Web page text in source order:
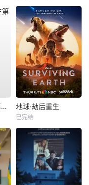
闪闪的儿科医生第四季 地球·劫后重生
已完结